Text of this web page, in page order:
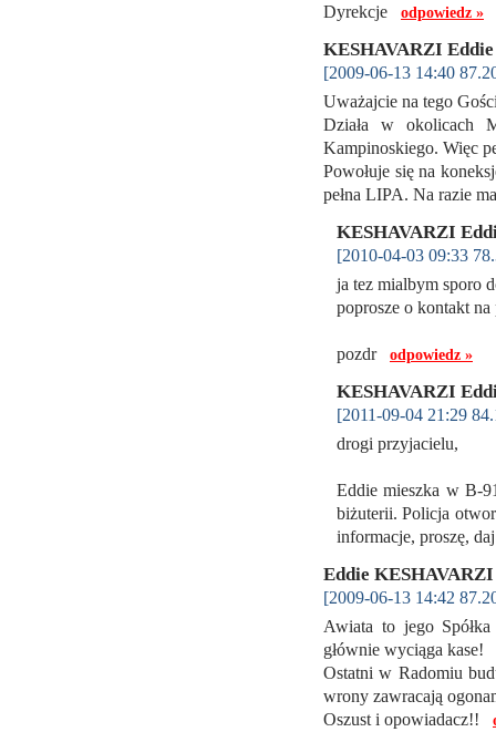
Dyrekcje odpowiedz »
KESHAVARZI
[2009-06-13 14:40
Uważajcie na tego
Działa w okolicach
Kampinoskiego. Więc
Powołuje się na
pełna LIPA. Na razie
KESHAVARZI
[2010-04-03 09:33
ja tez mialbym sporo
poprosze o kontakt
pozdr odpowiedz »
KESHAVARZI
[2011-09-04 21:29
drogi przyjacielu,
Eddie mieszka w B-
biżuterii. Policja
informacje, proszę,
Eddie KESHAVARZI
[2009-06-13 14:42
Awiata to jego
głównie wyciąga kase!
Ostatni w Radomiu
wrony zawracają
Oszust i opowiadacz!!